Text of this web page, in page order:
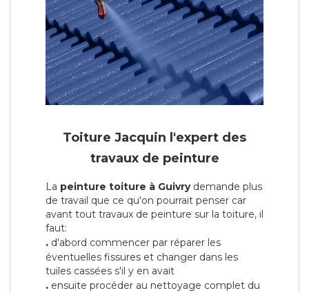
Toiture Jacquin l'expert des
travaux de peinture
La peinture toiture à Guivrydemande plus
de travail que ce qu'on pourrait penser car
avant tout travaux de peinture sur la toiture, il
faut:
. d'abord commencer par réparer les
éventuelles fissures et changer dans les
tuiles cassées s'il y en avait
. ensuite procéder au nettoyage complet du